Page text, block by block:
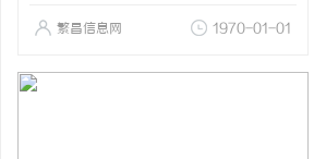
繁昌信息网 1970-01-01